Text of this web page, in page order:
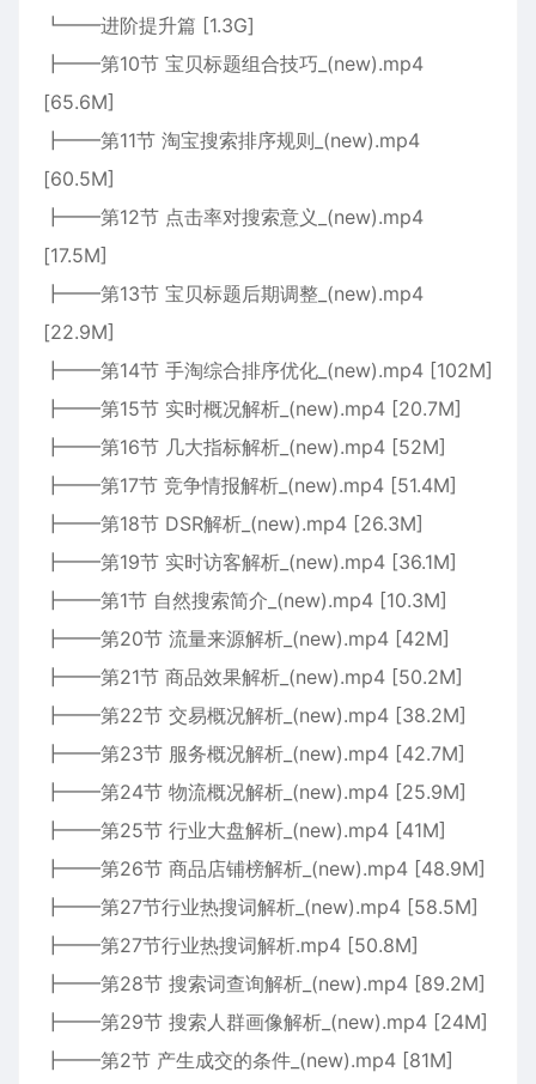
┗━━进阶提升篇 [1.3G]
┣━━第10节 宝贝标题组合技巧_(new).mp4
[65.6M]
┣━━第11节 淘宝搜索排序规则_(new).mp4
[60.5M]
┣━━第12节 点击率对搜索意义_(new).mp4
[17.5M]
┣━━第13节 宝贝标题后期调整_(new).mp4
[22.9M]
┣━━第14节 手淘综合排序优化_(new).mp4 [102M]
┣━━第15节 实时概况解析_(new).mp4 [20.7M]
┣━━第16节 几大指标解析_(new).mp4 [52M]
┣━━第17节 竞争情报解析_(new).mp4 [51.4M]
┣━━第18节 DSR解析_(new).mp4 [26.3M]
┣━━第19节 实时访客解析_(new).mp4 [36.1M]
┣━━第1节 自然搜索简介_(new).mp4 [10.3M]
┣━━第20节 流量来源解析_(new).mp4 [42M]
┣━━第21节 商品效果解析_(new).mp4 [50.2M]
┣━━第22节 交易概况解析_(new).mp4 [38.2M]
┣━━第23节 服务概况解析_(new).mp4 [42.7M]
┣━━第24节 物流概况解析_(new).mp4 [25.9M]
┣━━第25节 行业大盘解析_(new).mp4 [41M]
┣━━第26节 商品店铺榜解析_(new).mp4 [48.9M]
┣━━第27节行业热搜词解析_(new).mp4 [58.5M]
┣━━第27节行业热搜词解析.mp4 [50.8M]
┣━━第28节 搜索词查询解析_(new).mp4 [89.2M]
┣━━第29节 搜索人群画像解析_(new).mp4 [24M]
┣━━第2节 产生成交的条件_(new).mp4 [81M]